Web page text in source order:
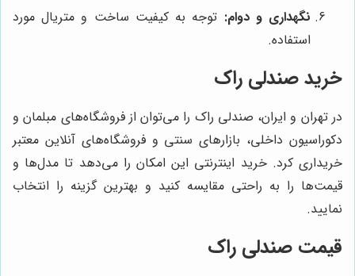
نگهداری و دوام: توجه به کیفیت ساخت و متریال مورد
استفاده.
خرید صندلی راک
در تهران و ایران، صندلی راک را می‌توان از فروشگاه‌های مبلمان و
دکوراسیون داخلی، بازارهای سنتی و فروشگاه‌های آنلاین معتبر
خریداری کرد. خرید اینترنتی این امکان را می‌دهد تا مدل‌ها و
قیمت‌ها را به راحتی مقایسه کنید و بهترین گزینه را انتخاب
نمایید.
قیمت صندلی راک